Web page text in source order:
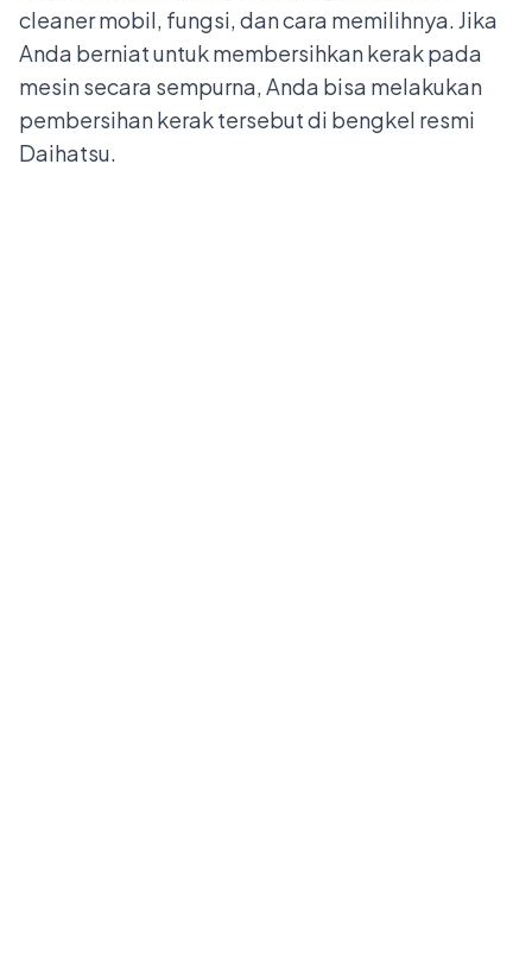
cleaner mobil, fungsi, dan cara memilihnya. Jika
Anda berniat untuk membersihkan kerak pada
mesin secara sempurna, Anda bisa melakukan
pembersihan kerak tersebut di bengkel resmi
Daihatsu.